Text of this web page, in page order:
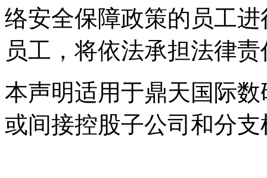
络安全保障政策的员工进
员工，将依法承担法律
本声明适用于鼎天国际
或间接控股子公司和分支